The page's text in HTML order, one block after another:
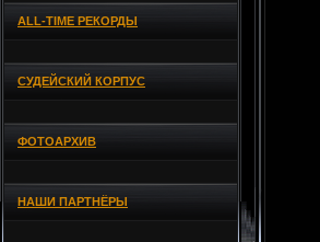
ALL-TIME РЕКОРДЫ
СУДЕЙСКИЙ КОРПУС
ФОТОАРХИВ
НАШИ ПАРТНЁРЫ